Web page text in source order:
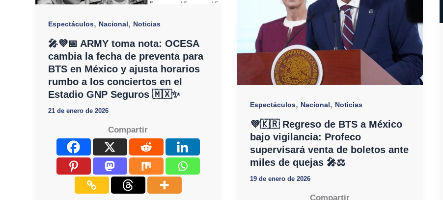
Espectáculos, Nacional, Noticias
🎤💜📅 ARMY toma nota: OCESA
cambia la fecha de preventa para
BTS en México y ajusta horarios
rumbo a los conciertos en el
Estadio GNP Seguros 🇲🇽✨
21 de enero de 2026
Compartir
Espectáculos, Nacional, Noticias
💜🇰🇷 Regreso de BTS a México
bajo vigilancia: Profeco
supervisará venta de boletos ante
miles de quejas 🎤⚖️
19 de enero de 2026
Compartir